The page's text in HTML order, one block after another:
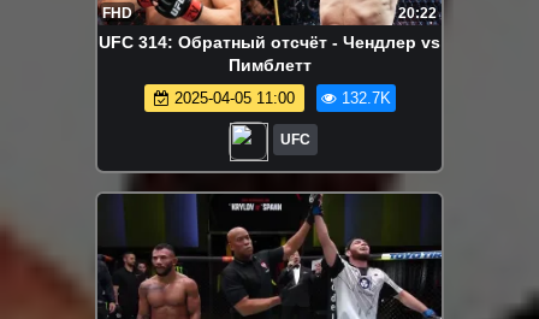
FHD 20:22
UFC 314: Обратный отсчёт - Чендлер vs
Пимблетт
2025-04-05 11:00 132.7K
UFC